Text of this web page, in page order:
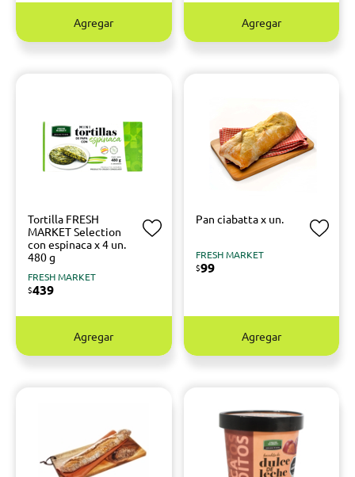
Agregar Agregar
Tortilla FRESH
MARKET Selection
con espinaca x 4 un.
480 g
FRESH MARKET
$439
Agregar
Pan ciabatta x un.
FRESH MARKET
$99
Agregar